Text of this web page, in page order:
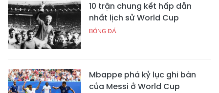
10 trận chung kết hấp dẫn
nhất lịch sử World Cup
BÓNG ĐÁ
Mbappe phá kỷ lục ghi bàn
của Messi ở World Cup